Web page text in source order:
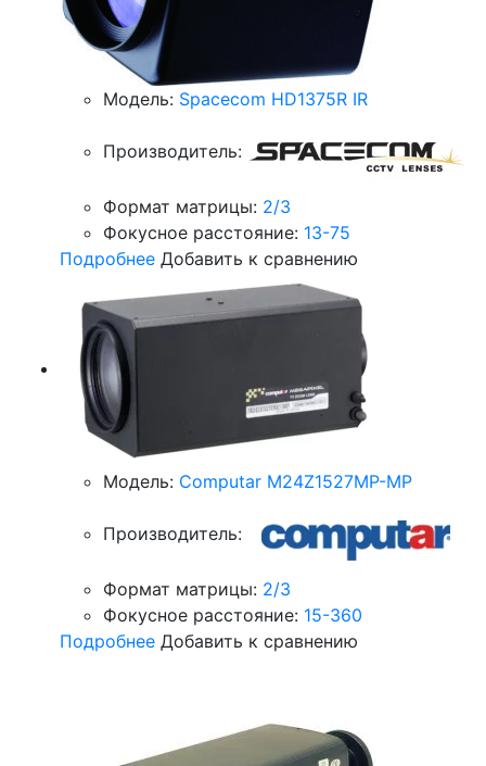
Модель: Spacecom HD1375R IR
Производитель:
Формат матрицы: 2/3
Фокусное расстояние: 13-75
Подробнее Добавить к сравнению
Модель: Computar M24Z1527MP-MP
Производитель:
Формат матрицы: 2/3
Фокусное расстояние: 15-360
Подробнее Добавить к сравнению